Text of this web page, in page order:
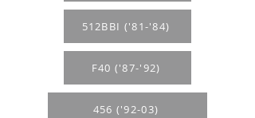
512BBI ('81-'84)
F40 ('87-'92)
456 ('92-03)